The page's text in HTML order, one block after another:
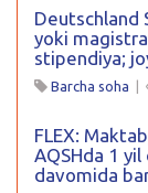
Deutschland
yoki
stipendiya;
Barcha soha |
FLEX:
AQSHda 1
davomida